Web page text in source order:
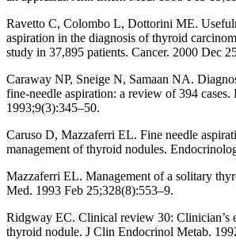
Ravetto C, Colombo L, Dottorini ME.
aspiration in the diagnosis of thyroid
study in 37,895 patients. Cancer. 2000 Dec
Caraway NP, Sneige N, Samaan NA.
fine-needle aspiration: a review of 394
1993;9(3):345–50.
Caruso D, Mazzaferri EL. Fine needle
management of thyroid nodules.
Mazzaferri EL. Management of a solitary
Med. 1993 Feb 25;328(8):553–9.
Ridgway EC. Clinical review 30: Clinician’s
thyroid nodule. J Clin Endocrinol Metab.